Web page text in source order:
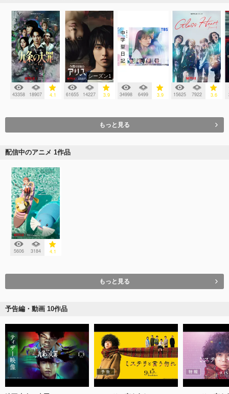
43358 18907 4.1
シーズン1
61655 14227 3.9 34998 6499 3.9 15625 7922 3.6
もっと見る
配信中のアニメ 1作品
5606 3184 4.1
もっと見る
予告編・動画 10作品